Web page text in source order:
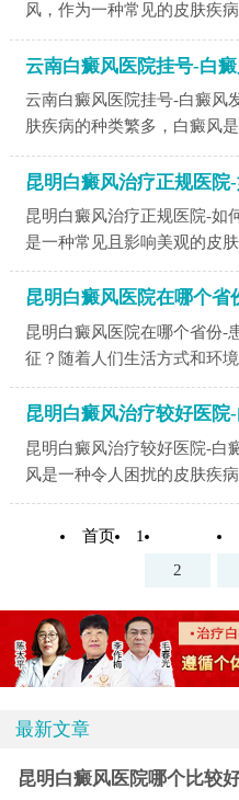
风，作为一种常见的皮肤疾
云南白癜风医院挂号-白
云南白癜风医院挂号-白癜风
肤疾病的种类繁多，白癜风
昆明白癜风治疗正规医院
昆明白癜风治疗正规医院-如
是一种常见且影响美观的皮
昆明白癜风医院在哪个省
昆明白癜风医院在哪个省份-
征？随着人们生活方式和环
昆明白癜风治疗较好医院
昆明白癜风治疗较好医院-白
风是一种令人困扰的皮肤疾
首页
1
2
最新文章
昆明白癜风医院哪个比较